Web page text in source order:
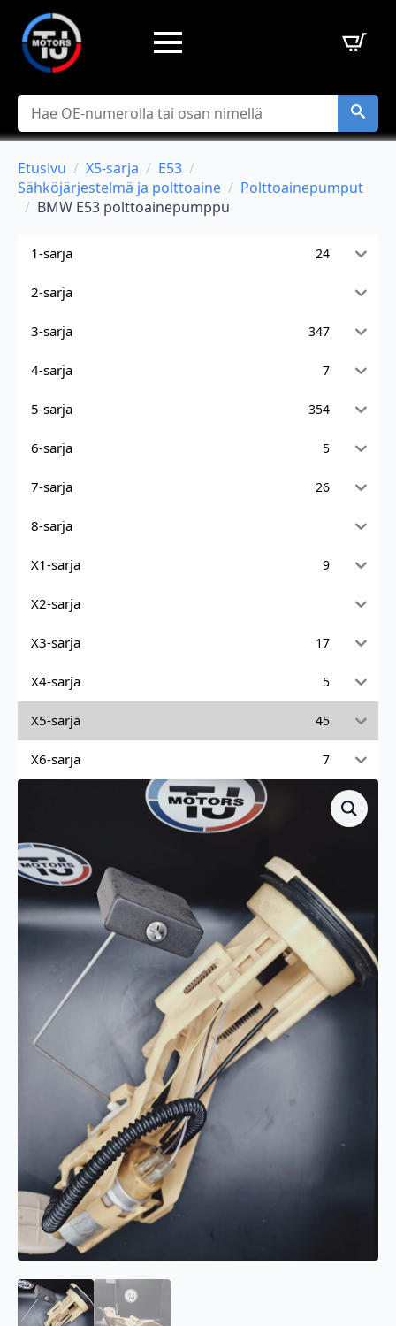
Hae
Etusivu X5-sarja
E53
Sähköjärjestelmä ja polttoaine
Polttoainepumput
BMW E53 polttoainepumppu
1-sarja 24
2-sarja
3-sarja 347
4-sarja 7
5-sarja 354
6-sarja 5
7-sarja 26
8-sarja
X1-sarja 9
X2-sarja
X3-sarja 17
X4-sarja 5
X5-sarja 45
X6-sarja 7